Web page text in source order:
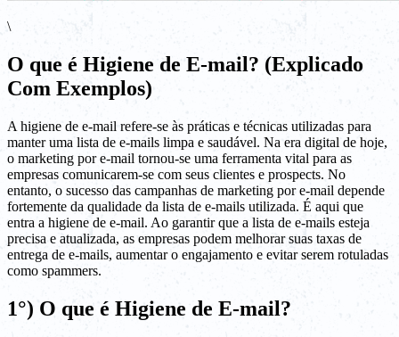
\
O que é Higiene de E-mail? (Explicado
Com Exemplos)
A higiene de e-mail refere-se às práticas e técnicas utilizadas para
manter uma lista de e-mails limpa e saudável. Na era digital de hoje,
o marketing por e-mail tornou-se uma ferramenta vital para as
empresas comunicarem-se com seus clientes e prospects. No
entanto, o sucesso das campanhas de marketing por e-mail depende
fortemente da qualidade da lista de e-mails utilizada. É aqui que
entra a higiene de e-mail. Ao garantir que a lista de e-mails esteja
precisa e atualizada, as empresas podem melhorar suas taxas de
entrega de e-mails, aumentar o engajamento e evitar serem rotuladas
como spammers.
1°) O que é Higiene de E-mail?